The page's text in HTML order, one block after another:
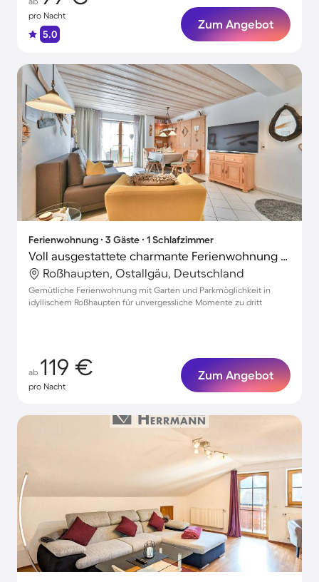
pro Nacht
5.0
Zum Angebot
Ferienwohnung ∙ 3 Gäste ∙ 1 Schlafzimmer
Voll ausgestattete charmante Ferienwohnung mit Terrasse und Garten
Roßhaupten, Ostallgäu, Deutschland
Gemütliche Ferienwohnung mit Garten und Parkmöglichkeit in
idyllischem Roßhaupten für unvergessliche Momente zu dritt
ab 119 €
pro Nacht
Zum Angebot